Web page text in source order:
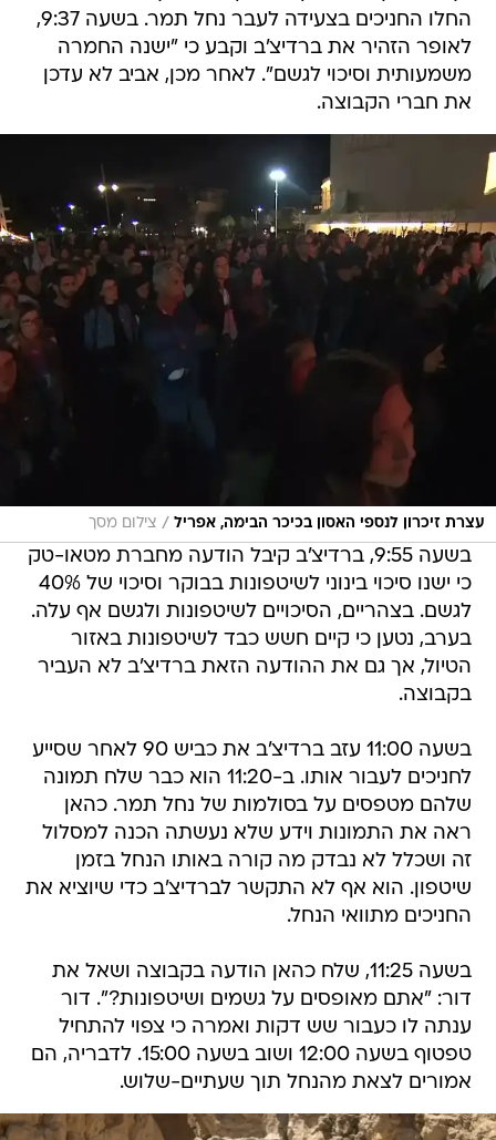
החלו החניכים בצעידה לעבר נחל תמר. בשעה 9:37,
לאופר הזהיר את ברדיצ'ב וקבע כי "ישנה החמרה
משמעותית וסיכוי לגשם". לאחר מכן, אביב לא עדכן
את חברי הקבוצה.
עצרת זיכרון לנספי האסון בכיכר הבימה, אפריל / צילום מסך
בשעה 9:55, ברדיצ'ב קיבל הודעה מחברת מטאו-טק
כי ישנו סיכוי בינוני לשיטפונות בבוקר וסיכוי של 40%
לגשם. בצהריים, הסיכויים לשיטפונות ולגשם אף עלה.
בערב, נטען כי קיים חשש כבד לשיטפונות באזור
הטיול, אך גם את ההודעה הזאת ברדיצ'ב לא העביר
בקבוצה.
בשעה 11:00 עזב ברדיצ'ב את כביש 90 לאחר שסייע
לחניכים לעבור אותו. ב-11:20 הוא כבר שלח תמונה
שלהם מטפסים על בסולמות של נחל תמר. כהאן
ראה את התמונות וידע שלא נעשתה הכנה למסלול
זה ושכלל לא נבדק מה קורה באותו הנחל בזמן
שיטפון. הוא אף לא התקשר לברדיצ'ב כדי שיוציא את
החניכים מתוואי הנחל.
בשעה 11:25, שלח כהאן הודעה בקבוצה ושאל את
דור: "אתם מאופסים על גשמים ושיטפונות?". דור
ענתה לו כעבור שש דקות ואמרה כי צפוי להתחיל
טפטוף בשעה 12:00 ושוב בשעה 15:00. לדבריה, הם
אמורים לצאת מהנחל תוך שעתיים-שלוש.